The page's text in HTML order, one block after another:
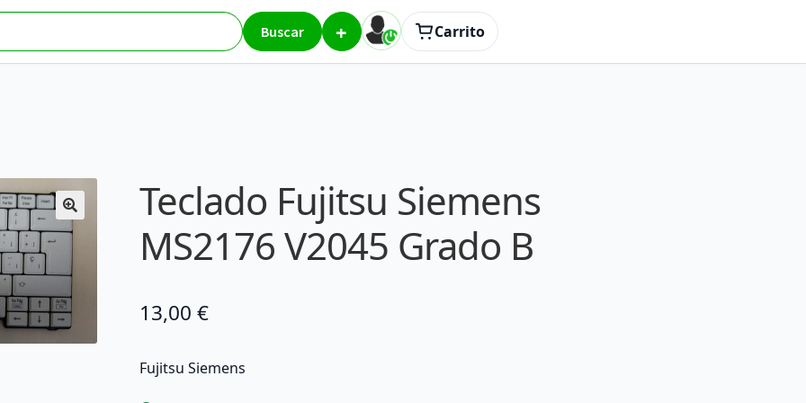
Buscar + Carrito
Teclado Fujitsu Siemens
MS2176 V2045 Grado B
13,00 €
Fujitsu Siemens